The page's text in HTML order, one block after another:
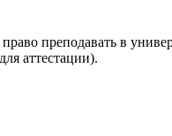
преподавать в
аттестации).